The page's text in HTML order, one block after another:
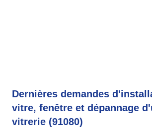
Dernières demandes
vitre, fenêtre et dépannage
vitrerie (91080)